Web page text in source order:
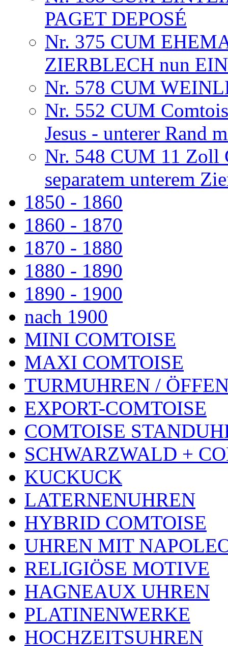
PAGET DEPOSÉ
Nr. 375 CUM
ZIERBLECH nun
Nr. 578 CUM
Nr. 552 CUM
Jesus - unterer Rand
Nr. 548 CUM 11 Zoll
separatem unterem
1850 - 1860
1860 - 1870
1870 - 1880
1880 - 1890
1890 - 1900
nach 1900
MINI COMTOISE
MAXI COMTOISE
TURMUHREN /
EXPORT-COMTOISE
COMTOISE
SCHWARZWALD +
KUCKUCK
LATERNENUHREN
HYBRID COMTOISE
UHREN MIT
RELIGIÖSE MOTIVE
HAGNEAUX UHREN
PLATINENWERKE
HOCHZEITSUHREN